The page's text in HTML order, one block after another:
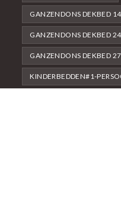
GANZENDONS DEKBED
GANZENDONS DEKBED
GANZENDONS DEKBED
KINDERBEDDEN#1-